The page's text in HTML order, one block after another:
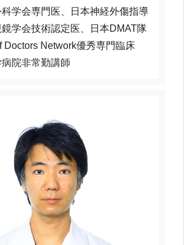
科学会専門医、日本神経外傷指導
学会技術認定医、日本DMAT隊
Doctors Network優秀専門臨床
院非常勤講師